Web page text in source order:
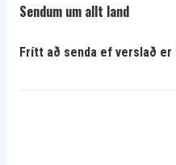
Sendum um allt land
Frítt að senda ef verslað er